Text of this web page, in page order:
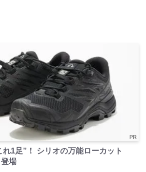
PR
れ1足”！ シリオの万能ローカット
登場